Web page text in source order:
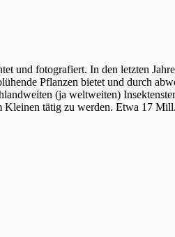
und fotografiert. In den letzten
Pflanzen bietet und durch
(ja weltweiten)
Kleinen tätig zu werden. Etwa 17